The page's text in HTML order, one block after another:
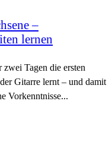
–
lernen
Tagen die ersten
Gitarre lernt – und damit
Vorkenntnisse...